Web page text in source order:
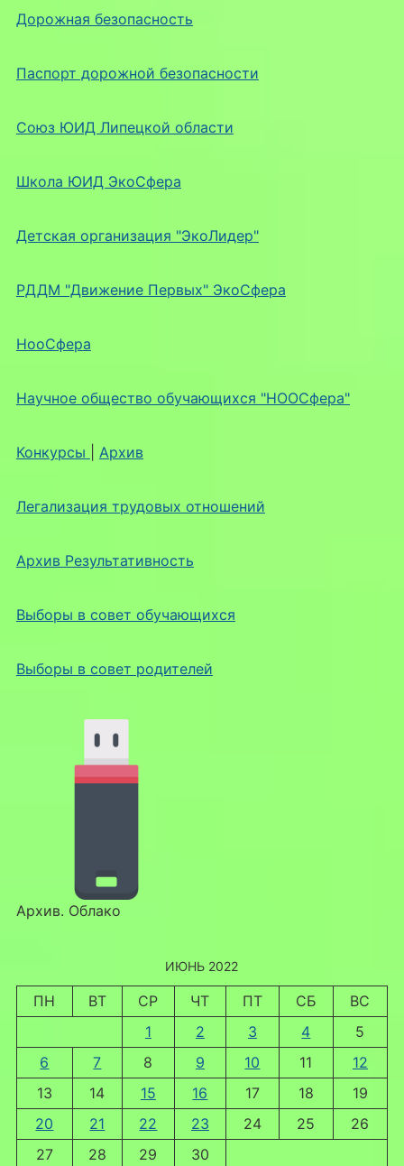
Дорожная безопасность
Паспорт дорожной безопасности
Союз ЮИД Липецкой области
Школа ЮИД ЭкоСфера
Детская организация "ЭкоЛидер"
РДДМ "Движение Первых" ЭкоСфера
НооСфера
Научное общество обучающихся "НООСфера"
Конкурсы Архив
Легализация трудовых отношений
Архив Результативность
Выборы в совет обучающихся
Выборы в совет родителей
Архив. Облако
ИЮНЬ 2022
ПН ВТ СР ЧТ ПТ СБ
ВС
1
2 3 4
5
6
7 8 9 10 11
12
13
14 15 16 17 18
19
20
21 22 23 24 25
26
27
28 29 30